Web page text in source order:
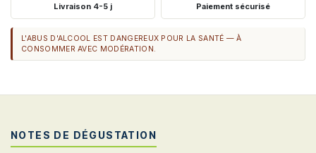
Livraison 4-5 j Paiement sécurisé
L'ABUS D'ALCOOL EST DANGEREUX POUR LA SANTÉ — À
CONSOMMER AVEC MODÉRATION.
NOTES DE DÉGUSTATION